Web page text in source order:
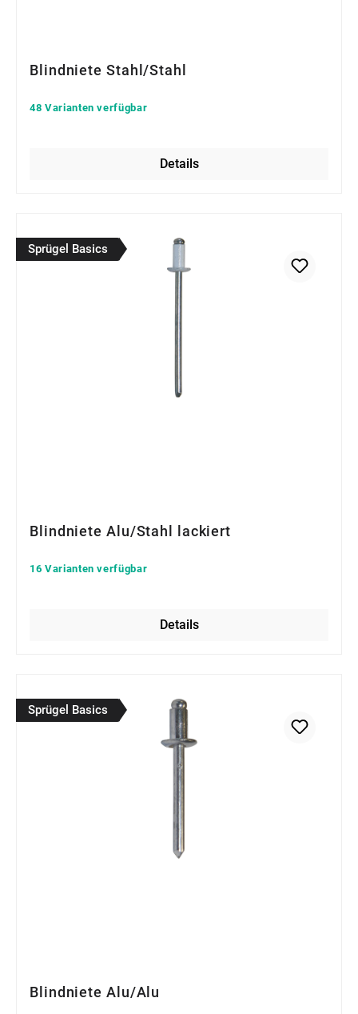
Blindniete Stahl/Stahl
48 Varianten verfügbar
Details
Sprügel Basics
Blindniete Alu/Stahl lackiert
16 Varianten verfügbar
Details
Sprügel Basics
Blindniete Alu/Alu